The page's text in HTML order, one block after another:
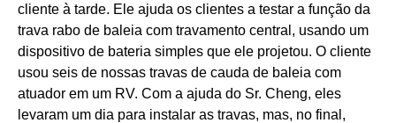
cliente à tarde. Ele ajuda os clientes a testar a função da
trava rabo de baleia com travamento central, usando um
dispositivo de bateria simples que ele projetou. O cliente
usou seis de nossas travas de cauda de baleia com
atuador em um RV. Com a ajuda do Sr. Cheng, eles
levaram um dia para instalar as travas, mas, no final,